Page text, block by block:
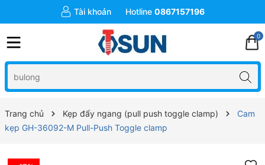
Tài khoản Hotline 0867157196
0
Trang chủ Kẹp đẩy ngang (pull push toggle clamp)
Cam
kẹp GH-36092-M Pull-Push Toggle clamp